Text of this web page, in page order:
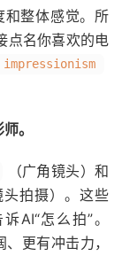
和整体感觉。所
点名你喜欢的电
impressionism
。
（广角镜头）和
头拍摄）。这些
AI“怎么拍”。
更有冲击力，